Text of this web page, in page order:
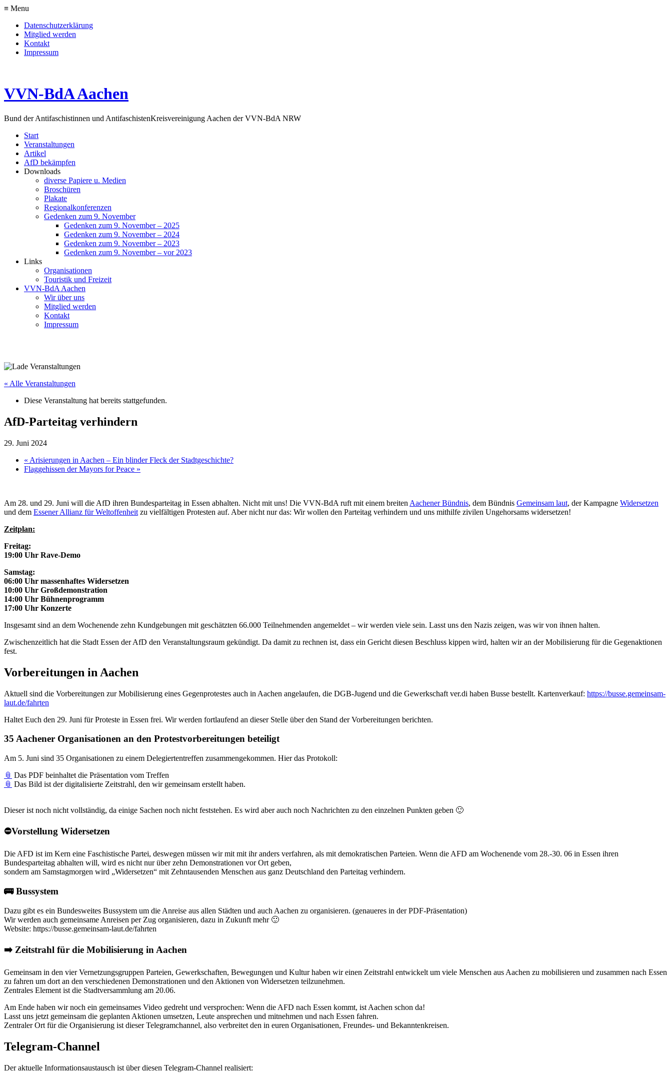
≡ Menu
Datenschutzerklärung
Mitglied werden
Kontakt
Impressum
VVN-BdA Aachen
Bund der Antifaschistinnen und AntifaschistenKreisvereinigung Aachen der VVN-BdA NRW
Start
Veranstaltungen
Artikel
AfD bekämpfen
Downloads
diverse Papiere u. Medien
Broschüren
Plakate
Regionalkonferenzen
Gedenken zum 9. November
Gedenken zum 9. November – 2025
Gedenken zum 9. November – 2024
Gedenken zum 9. November – 2023
Gedenken zum 9. November – vor 2023
Links
Organisationen
Touristik und Freizeit
VVN-BdA Aachen
Wir über uns
Mitglied werden
Kontakt
Impressum
« Alle Veranstaltungen
Diese Veranstaltung hat bereits stattgefunden.
AfD-Parteitag verhindern
29. Juni 2024
« Arisierungen in Aachen – Ein blinder Fleck der Stadtgeschichte?
Flaggehissen der Mayors for Peace »
Am 28. und 29. Juni will die AfD ihren Bundesparteitag in Essen abhalten. Nicht mit uns! Die VVN-BdA ruft mit einem breiten Aachener Bündnis, dem Bündnis Gemeinsam laut, der Kampagne Widersetzen
und dem Essener Allianz für Weltoffenheit zu vielfältigen Protesten auf. Aber nicht nur das: Wir wollen den Parteitag verhindern und uns mithilfe zivilen Ungehorsams widersetzen!
Zeitplan:
Freitag:
19:00 Uhr Rave-Demo
Samstag:
06:00 Uhr massenhaftes Widersetzen
10:00 Uhr Großdemonstration
14:00 Uhr Bühnenprogramm
17:00 Uhr Konzerte
Insgesamt sind an dem Wochenende zehn Kundgebungen mit geschätzten 66.000 Teilnehmenden angemeldet – wir werden viele sein. Lasst uns den Nazis zeigen, was wir von ihnen halten.
Zwischenzeitlich hat die Stadt Essen der AfD den Veranstaltungsraum gekündigt. Da damit zu rechnen ist, dass ein Gericht diesen Beschluss kippen wird, halten wir an der Mobilisierung für die Gegenaktionen
fest.
Vorbereitungen in Aachen
Aktuell sind die Vorbereitungen zur Mobilisierung eines Gegenprotestes auch in Aachen angelaufen, die DGB-Jugend und die Gewerkschaft ver.di haben Busse bestellt. Kartenverkauf: https://busse.gemeinsam-
laut.de/fahrten
Haltet Euch den 29. Juni für Proteste in Essen frei. Wir werden fortlaufend an dieser Stelle über den Stand der Vorbereitungen berichten.
35 Aachener Organisationen an den Protestvorbereitungen beteiligt
Am 5. Juni sind 35 Organisationen zu einem Delegiertentreffen zusammengekommen. Hier das Protokoll:
📎 Das PDF beinhaltet die Präsentation vom Treffen
📎 Das Bild ist der digitalisierte Zeitstrahl, den wir gemeinsam erstellt haben.
Dieser ist noch nicht vollständig, da einige Sachen noch nicht feststehen. Es wird aber auch noch Nachrichten zu den einzelnen Punkten geben 🙂
⛔️Vorstellung Widersetzen
Die AFD ist im Kern eine Faschistische Partei, deswegen müssen wir mit mit ihr anders verfahren, als mit demokratischen Parteien. Wenn die AFD am Wochenende vom 28.-30. 06 in Essen ihren
Bundesparteitag abhalten will, wird es nicht nur über zehn Demonstrationen vor Ort geben,
sondern am Samstagmorgen wird „Widersetzen“ mit Zehntausenden Menschen aus ganz Deutschland den Parteitag verhindern.
🚌 Bussystem
Dazu gibt es ein Bundesweites Bussystem um die Anreise aus allen Städten und auch Aachen zu organisieren. (genaueres in der PDF-Präsentation)
Wir werden auch gemeinsame Anreisen per Zug organisieren, dazu in Zukunft mehr 🙂
Website: https://busse.gemeinsam-laut.de/fahrten
➡️ Zeitstrahl für die Mobilisierung in Aachen
Gemeinsam in den vier Vernetzungsgruppen Parteien, Gewerkschaften, Bewegungen und Kultur haben wir einen Zeitstrahl entwickelt um viele Menschen aus Aachen zu mobilisieren und zusammen nach Essen
zu fahren um dort an den verschiedenen Demonstrationen und den Aktionen von Widersetzen teilzunehmen.
Zentrales Element ist die Stadtversammlung am 20.06.
Am Ende haben wir noch ein gemeinsames Video gedreht und versprochen: Wenn die AFD nach Essen kommt, ist Aachen schon da!
Lasst uns jetzt gemeinsam die geplanten Aktionen umsetzen, Leute ansprechen und mitnehmen und nach Essen fahren.
Zentraler Ort für die Organisierung ist dieser Telegramchannel, also verbreitet den in euren Organisationen, Freundes- und Bekanntenkreisen.
Telegram-Channel
Der aktuelle Informationsaustausch ist über diesen Telegram-Channel realisiert: